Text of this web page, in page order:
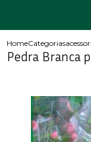
HomeCategorias
Pedra Branca